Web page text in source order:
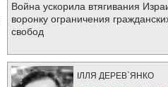
Война ускорила втягивания
воронку ограничения
свобод
IЛЛЯ ДЕРЕВ`ЯНКО